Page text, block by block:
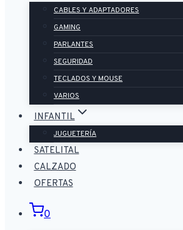
CABLES Y ADAPTADORES
GAMING
PARLANTES
SEGURIDAD
TECLADOS Y MOUSE
VARIOS
INFANTIL
JUGUETERÍA
SATELITAL
CALZADO
OFERTAS
0